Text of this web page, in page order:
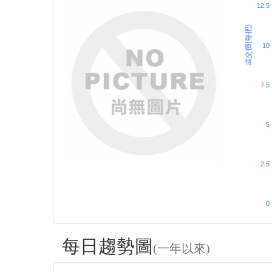
成交價(每把)
0
2.5
5
7.5
10
12.5
每日趨勢圖 (一年以來)